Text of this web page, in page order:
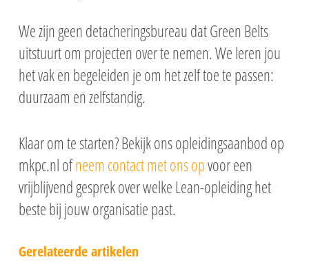
We zijn geen detacheringsbureau dat Green Belts
uitstuurt om projecten over te nemen. We leren jou
het vak en begeleiden je om het zelf toe te passen:
duurzaam en zelfstandig.
Klaar om te starten? Bekijk ons opleidingsaanbod op
mkpc.nl ofneem contact met ons opvoor een
vrijblijvend gesprek over welke Lean-opleiding het
beste bij jouw organisatie past.
Gerelateerde artikelen